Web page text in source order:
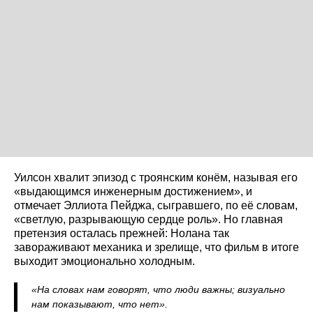
Уилсон хвалит эпизод с троянским конём, называя его
«выдающимся инженерным достижением», и
отмечает Эллиота Пейджа, сыгравшего, по её словам,
«светлую, разрывающую сердце роль». Но главная
претензия осталась прежней: Нолана так
завораживают механика и зрелище, что фильм в итоге
выходит эмоционально холодным.
«На словах нам говорят, что люди важны; визуально
нам показывают, что нет».